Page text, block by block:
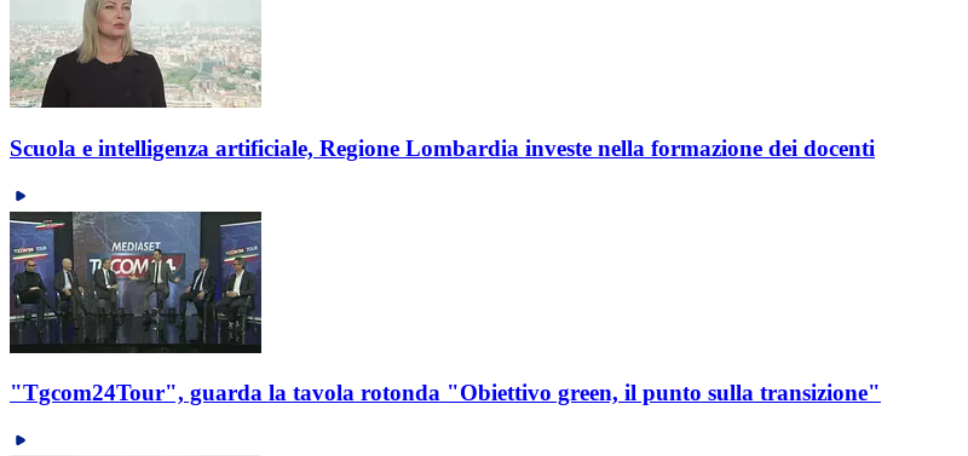
Scuola e intelligenza artificiale, Regione Lombardia investe nella formazione dei docenti
"Tgcom24Tour", guarda la tavola rotonda "Obiettivo green, il punto sulla transizione"